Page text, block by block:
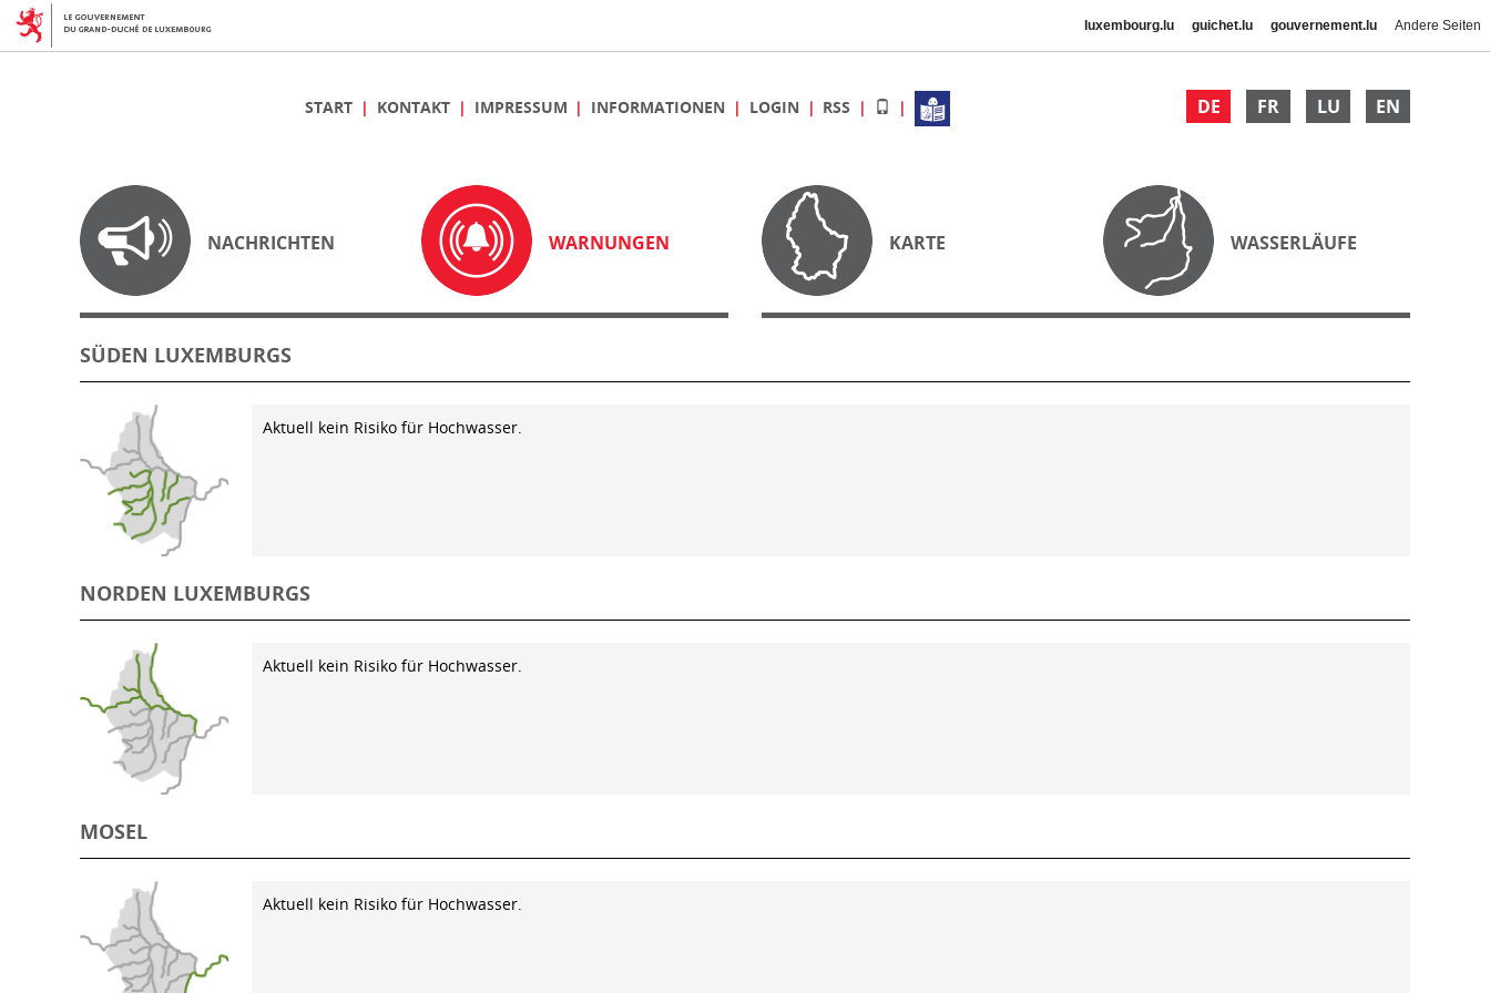
luxembourg.lu guichet.lu gouvernement.lu Andere Seiten
DE FR LU EN
START KONTAKT IMPRESSUM INFORMATIONEN LOGIN RSS
NACHRICHTEN WARNUNGEN KARTE WASSERLÄUFE
SÜDEN LUXEMBURGS
Aktuell kein Risiko für Hochwasser.
NORDEN LUXEMBURGS
Aktuell kein Risiko für Hochwasser.
MOSEL
Aktuell kein Risiko für Hochwasser.